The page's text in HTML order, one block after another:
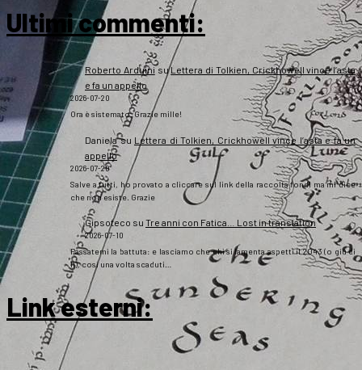
Ultimi commenti:
Roberto ArduinisuLettera di Tolkien, Crickhowell vince l’asta
e fa un appello
2026-07-20
Ora è sistemato. Grazie mille!
Danielasu Lettera di Tolkien, Crickhowell vince l’asta e fa un
appello
2026-07-20
Salve a tutti, ho provato a cliccare sul link della raccolta fondi ma mi dice
che non esiste. Grazie
Gipsoteco su Tre anni con Fatica… Lost in translation
2026-07-10
Passatemi la battuta: e lasciamo che chi si lamenta aspetti il 2043 (o giù di
lì), così una volta scaduti…
Link esterni: